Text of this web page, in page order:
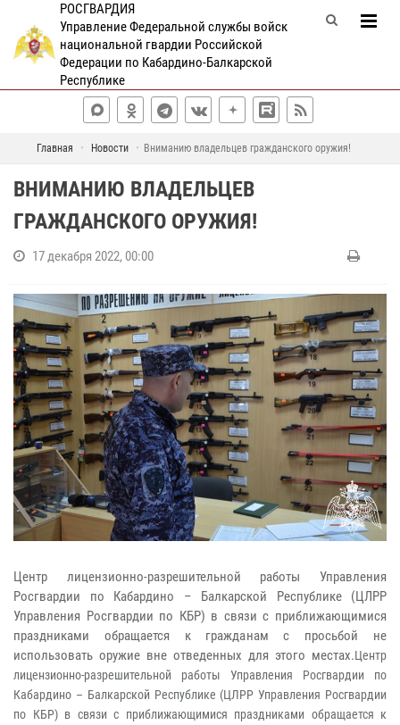
РОСГВАРДИЯ
Управление Федеральной службы войск
национальной гвардии Российской
Федерации по Кабардино-Балкарской
Республике
Главная Новости Вниманию владельцев гражданского оружия!
ВНИМАНИЮ ВЛАДЕЛЬЦЕВ
ГРАЖДАНСКОГО ОРУЖИЯ!
17 декабря 2022, 00:00
Центр лицензионно-разрешительной работы Управления
Росгвардии по Кабардино – Балкарской Республике (ЦЛРР
Управления Росгвардии по КБР) в связи с приближающимися
праздниками обращается к гражданам с просьбой не
использовать оружие вне отведенных для этого местах.Центр
лицензионно-разрешительной работы Управления Росгвардии по
Кабардино – Балкарской Республике (ЦЛРР Управления Росгвардии
по КБР) в связи с приближающимися праздниками обращается к